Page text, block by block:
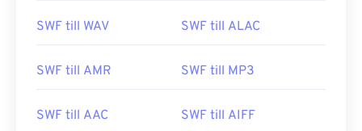
SWF till WAV SWF till ALAC
SWF till AMR SWF till MP3
SWF till AAC SWF till AIFF